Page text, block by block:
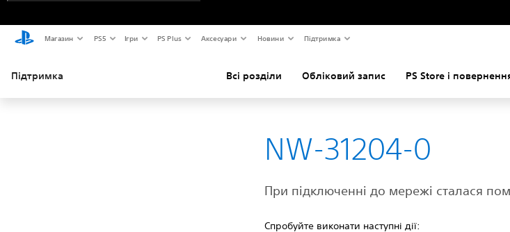
Магазин PS5 Ігри PS Plus Аксесуари Новини Підтримка
Підтримка Всі розділи Обліковий запис PS Store і
NW-31204-0
При підключенні до мережі сталася
Спробуйте виконати наступні дії: